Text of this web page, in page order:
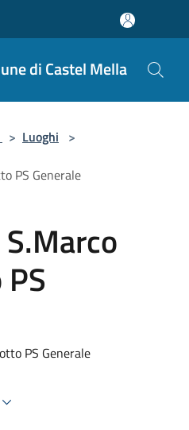
di Castel Mella
> Luoghi >
PS Generale
PS Generale